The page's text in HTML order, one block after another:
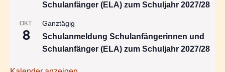
Schulanfänger (ELA) zum Schuljahr 2027/28
OKT.
8
Ganztägig
Schulanmeldung Schulanfängerinnen und
Schulanfänger (ELA) zum Schuljahr 2027/28